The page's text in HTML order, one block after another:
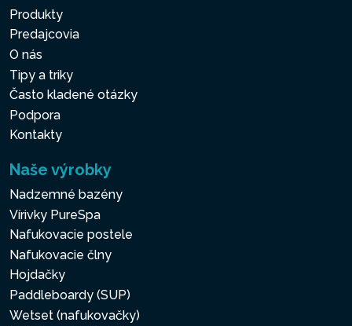
Produkty
Predajcovia
O nás
Tipy a triky
Často kladené otázky
Podpora
Kontakty
Naše výrobky
Nadzemné bazény
Vírivky PureSpa
Nafukovacie postele
Nafukovacie člny
Hojdačky
Paddleboardy (SUP)
Wetset (nafukovačky)